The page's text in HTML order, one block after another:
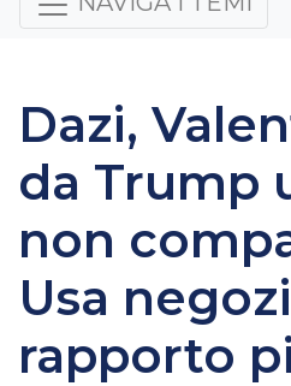
Dazi,
da Trump
non
Usa
rapporto